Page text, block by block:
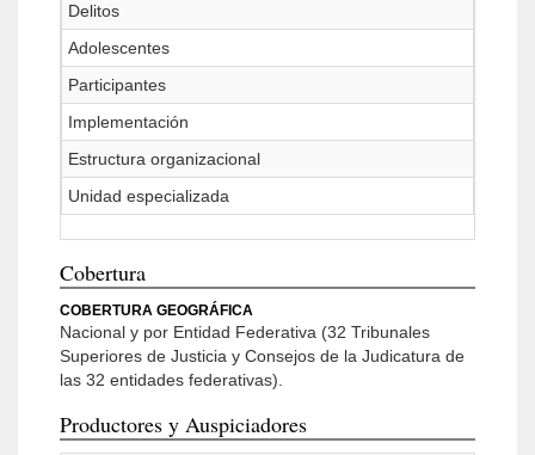
Delitos
Adolescentes
Participantes
Implementación
Estructura organizacional
Unidad especializada
Cobertura
COBERTURA GEOGRÁFICA
Nacional y por Entidad Federativa (32 Tribunales
Superiores de Justicia y Consejos de la Judicatura de
las 32 entidades federativas).
Productores y Auspiciadores